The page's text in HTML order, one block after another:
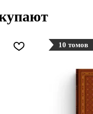
10 томов